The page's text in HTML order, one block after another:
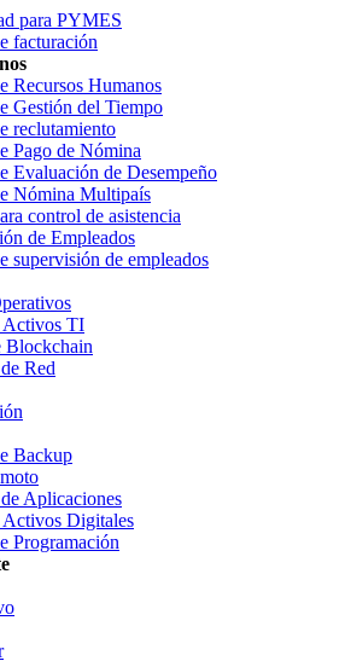
para PYMES
facturación
Recursos Humanos
Gestión del Tiempo
reclutamiento
Pago de Nómina
Evaluación de Desempeño
Nómina Multipaís
control de asistencia
de Empleados
supervisión de empleados
Activos TI
Blockchain
Red
Backup
Aplicaciones
Activos Digitales
Programación